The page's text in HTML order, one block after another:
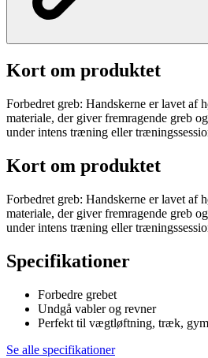
Kort om produktet
Forbedret greb: Handskerne er lavet af
materiale, der giver fremragende greb
under intens træning eller
Kort om produktet
Forbedret greb: Handskerne er lavet af
materiale, der giver fremragende greb
under intens træning eller
Specifikationer
Forbedre grebet
Undgå vabler og revner
Perfekt til vægtløftning, træk,
Se alle specifikationer